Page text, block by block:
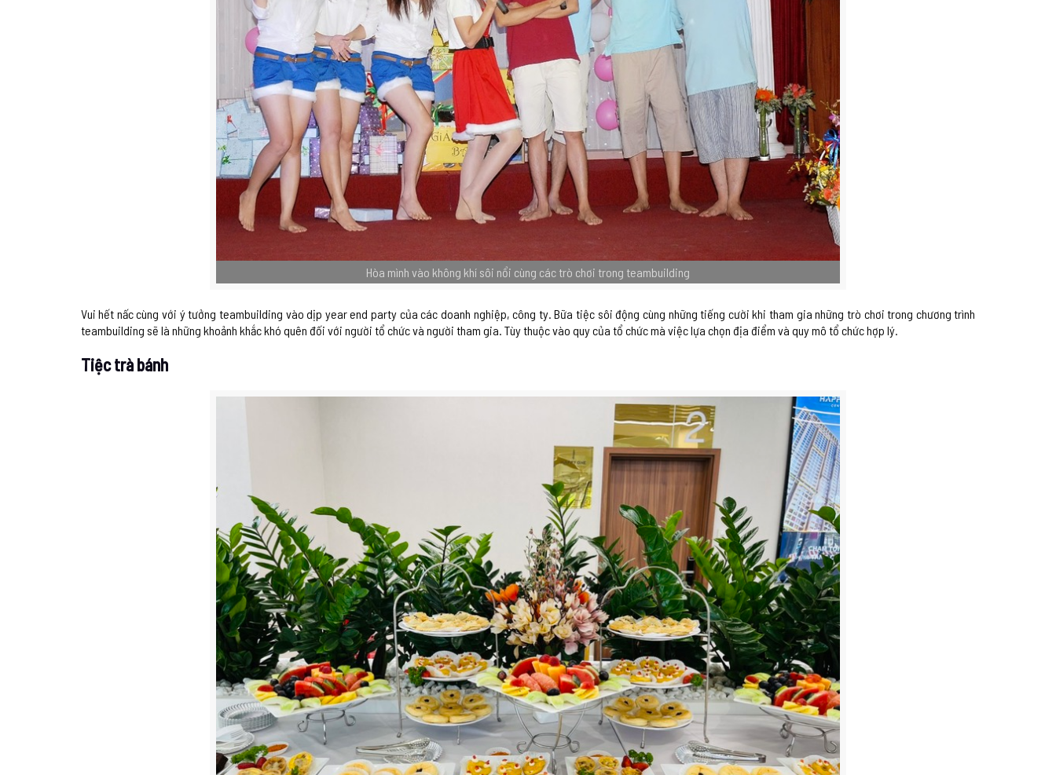
Hòa mình vào không khí sôi nổi cùng các trò chơi trong teambuilding
Vui hết nấc cùng với ý tưởng teambuilding vào dịp year end party của các doanh nghiệp, công ty. Bữa tiệc sôi động cùng những tiếng cười khi tham gia những trò chơi trong chương trình
teambuilding sẽ là những khoảnh khắc khó quên đối với người tổ chức và người tham gia. Tùy thuộc vào quy của tổ chức mà việc lựa chọn địa điểm và quy mô tổ chức hợp lý.
Tiệc trà bánh